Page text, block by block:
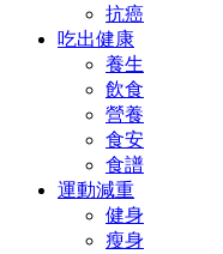
抗癌
吃出健康
養生
飲食
營養
食安
食譜
運動減重
健身
瘦身